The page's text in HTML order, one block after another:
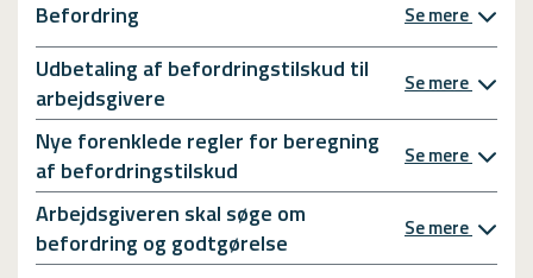
Befordring Se mere
Udbetaling af befordringstilskud til
arbejdsgivere
Se mere
Nye forenklede regler for beregning
af befordringstilskud
Se mere
Arbejdsgiveren skal søge om
befordring og godtgørelse
Se mere